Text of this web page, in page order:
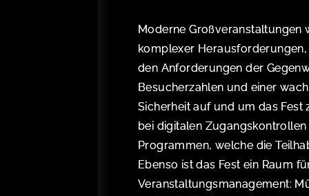
Moderne Großveranstaltungen
komplexer
den Anforderungen der
Besucherzahlen und einer
Sicherheit auf und um das
bei digitalen
Programmen, welche die
Ebenso ist das Fest ein Raum
Veranstaltungsmanagement: